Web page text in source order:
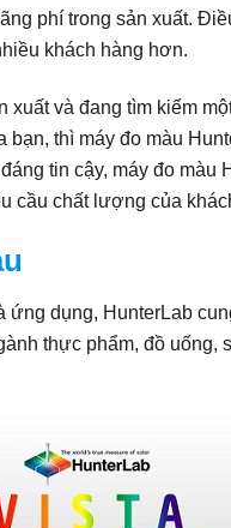
phí trong sản xuất.
khách hàng hơn.
và đang tìm kiếm
thì máy đo màu
tin cậy, máy đo màu
cầu chất lượng của
dụng, HunterLab
thực phẩm, đồ uống,